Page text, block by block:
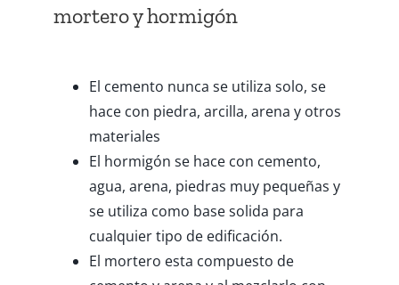
mortero y hormigón
El cemento nunca se utiliza solo, se
hace con piedra, arcilla, arena y otros
materiales
El hormigón se hace con cemento,
agua, arena, piedras muy pequeñas y
se utiliza como base solida para
cualquier tipo de edificación.
El mortero esta compuesto de